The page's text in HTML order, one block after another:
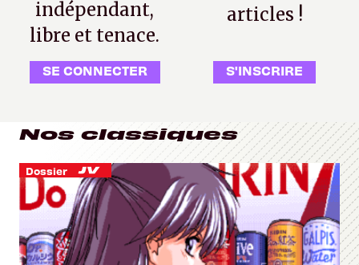
indépendant,
libre et tenace.
SE CONNECTER
articles !
S'INSCRIRE
Nos classiques
Dossier